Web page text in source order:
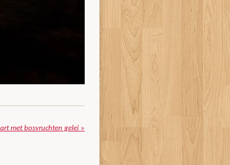
met bosvruchten gelei »